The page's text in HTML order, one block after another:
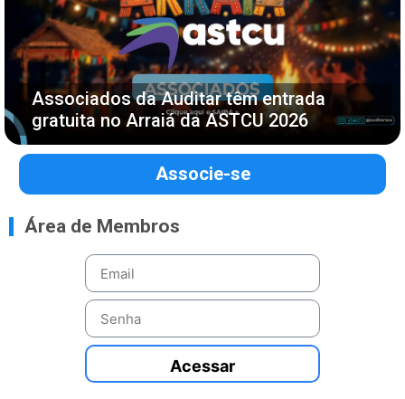
Associados da Auditar têm entrada
gratuita no Arraiá da ASTCU 2026
Associe-se
Área de Membros
Acessar